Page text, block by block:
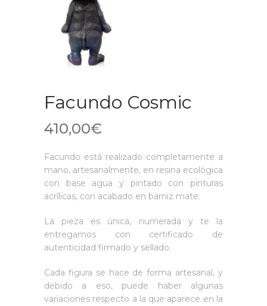
Facundo Cosmic
410,00€
Facundo está realizado completamente a
mano, artesanalmente, en resina ecológica
con base agua y pintado con pinturas
acrílicas, con acabado en barniz mate.
La pieza es única, numerada y te la
entregamos con certificado de
autenticidad firmado y sellado.
Cada figura se hace de forma artesanal, y
debido a eso, puede haber algunas
variaciones respecto a la que aparece en la